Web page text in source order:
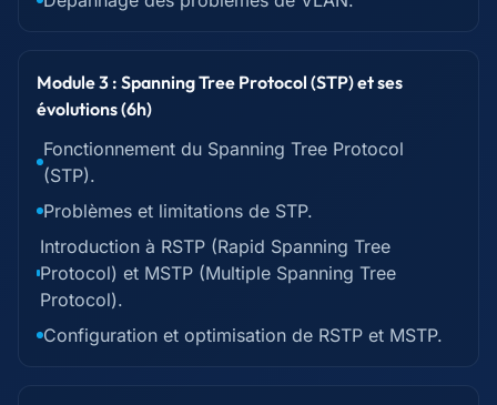
Module 3 : Spanning Tree Protocol (STP) et ses
évolutions (6h)
Fonctionnement du Spanning Tree Protocol
(STP).
Problèmes et limitations de STP.
Introduction à RSTP (Rapid Spanning Tree
Protocol) et MSTP (Multiple Spanning Tree
Protocol).
Configuration et optimisation de RSTP et MSTP.